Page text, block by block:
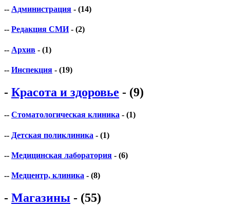
-- Администрация - (14)
-- Редакция СМИ- (2)
-- Архив - (1)
-- Инспекция - (19)
- Красота и здоровье - (9)
-- Стоматологическая клиника - (1)
-- Детская поликлиника - (1)
-- Медицинская лаборатория - (6)
-- Медцентр, клиника - (8)
- Магазины - (55)